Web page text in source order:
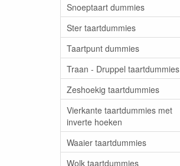
Snoeptaart dummies
Ster taartdummies
Taartpunt dummies
Traan - Druppel taartdummies
Zeshoekig taartdummies
Vierkante taartdummies met
inverte hoeken
Waaier taartdummies
Wolk taartdummies